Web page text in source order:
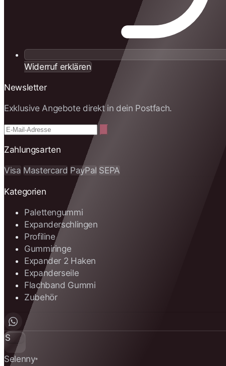
Widerruf erklären
Newsletter
Exklusive Angebote direkt in dein Postfach.
Zahlungsarten
Visa Mastercard PayPal SEPA
Kategorien
Palettengummi
Expanderschlingen
Profiline
Gummiringe
Expander 2 Haken
Expanderseile
Flachband Gummi
Zubehör
S
Selenny®